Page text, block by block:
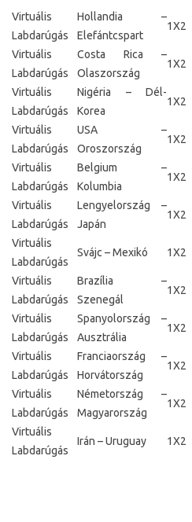
Virtuális
Labdarúgás
Hollandia –
Elefántcspart
1X2
Virtuális
Labdarúgás
Costa Rica –
Olaszország
1X2
Virtuális
Labdarúgás
Nigéria – Dél-
Korea
1X2
Virtuális
Labdarúgás
USA –
Oroszország
1X2
Virtuális
Labdarúgás
Belgium –
Kolumbia
1X2
Virtuális
Labdarúgás
Lengyelország –
Japán
1X2
Virtuális
Labdarúgás
Svájc – Mexikó 1X2
Virtuális
Labdarúgás
Brazília –
Szenegál
1X2
Virtuális
Labdarúgás
Spanyolország –
Ausztrália
1X2
Virtuális
Labdarúgás
Franciaország –
Horvátország
1X2
Virtuális
Labdarúgás
Németország –
Magyarország
1X2
Virtuális
Labdarúgás
Irán – Uruguay 1X2